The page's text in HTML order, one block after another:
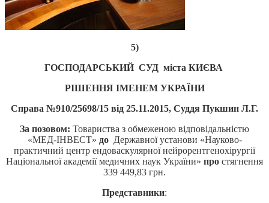
5)
ГОСПОДАРСЬКИЙ СУД міста КИЄВА
РІШЕННЯ ІМЕНЕМ УКРАЇНИ
Справа №910/25698/15 від 25.11.2015, Суддя Пукшин Л.Г.
За позовом: Товариства з обмеженою відповідальністю
«МЕД-ІНВЕСТ» доДержавної установи «Науково-
практичний центр ендоваскулярної нейрорентгенохірургії
Національної академії медичних наук України» про стягнення
339 449,83 грн.
Представники: